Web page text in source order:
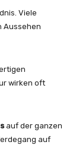
Viele
Aussehen
wirken oft
auf der ganzen
auf